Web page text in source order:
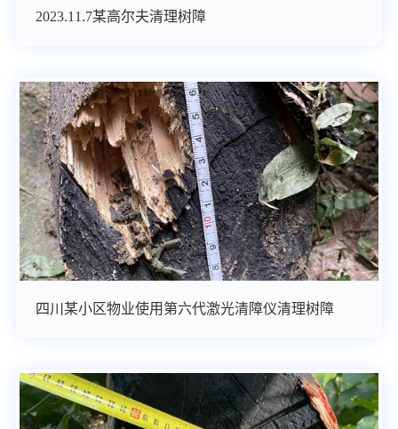
2023.11.7某高尔夫清理树障
四川某小区物业使用第六代激光清障仪清理树障